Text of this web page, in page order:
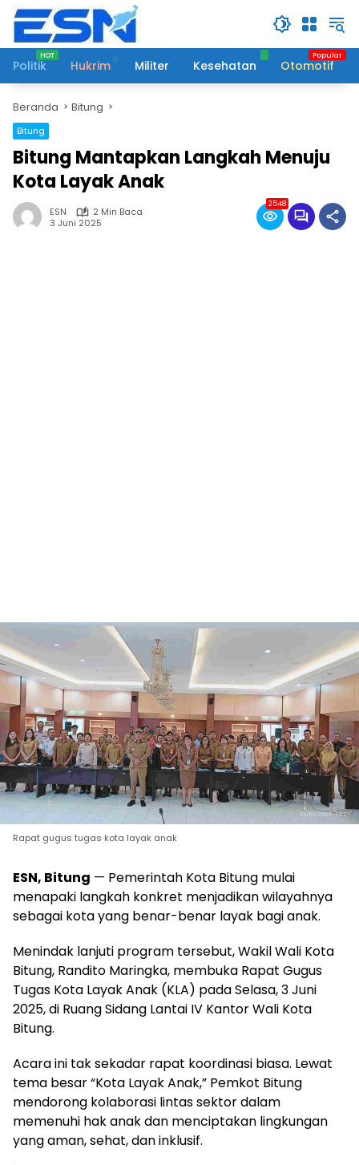
Langsung
konten
Politik
Hukrim Militer Kesehatan Otomotif
Beranda Bitung
Bitung
Bitung Mantapkan Langkah Menuju
Kota Layak Anak
ESN
2 Min Baca
3 Juni 2025
2548
Rapat gugus tugas kota layak anak
ESN, Bitung — Pemerintah Kota Bitung mulai
menapaki langkah konkret menjadikan wilayahnya
sebagai kota yang benar-benar layak bagi anak.
Menindak lanjuti program tersebut, Wakil Wali Kota
Bitung, Randito Maringka, membuka Rapat Gugus
Tugas Kota Layak Anak (KLA) pada Selasa, 3 Juni
2025, di Ruang Sidang Lantai IV Kantor Wali Kota
Bitung.
Acara ini tak sekadar rapat koordinasi biasa. Lewat
tema besar “Kota Layak Anak,” Pemkot Bitung
mendorong kolaborasi lintas sektor dalam
memenuhi hak anak dan menciptakan lingkungan
yang aman, sehat, dan inklusif.